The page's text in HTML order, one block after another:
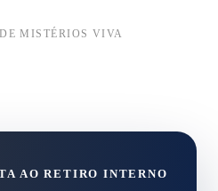
MISTÉRIOS VIVA
AO RETIRO INTERNO